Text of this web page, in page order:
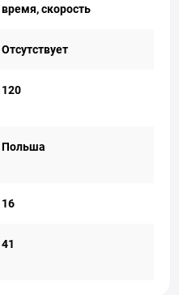
время, скорость
Отсутствует
120
Польша
16
41